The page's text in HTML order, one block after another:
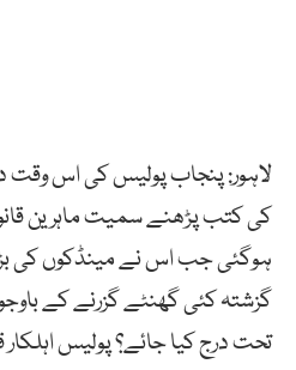
لاہور: پنجاب پولیس کی اس وقت
کی کتب پڑھنے سمیت ماہرین
ہوگئی جب اس نے مینڈکوں کی
گزشتہ کئی گھنٹے گزرنے کے
تحت درج کیا جائے؟ پولیس